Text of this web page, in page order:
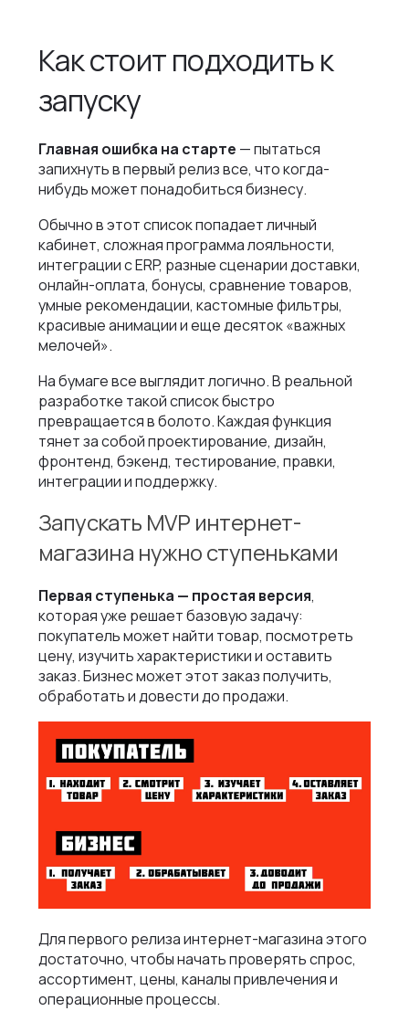
Как стоит подходить к
запуску
Главная ошибка на старте — пытаться
запихнуть в первый релиз все, что когда-
нибудь может понадобиться бизнесу.
Обычно в этот список попадает личный
кабинет, сложная программа лояльности,
интеграции с ERP, разные сценарии доставки,
онлайн-оплата, бонусы, сравнение товаров,
умные рекомендации, кастомные фильтры,
красивые анимации и еще десяток «важных
мелочей».
На бумаге все выглядит логично. В реальной
разработке такой список быстро
превращается в болото. Каждая функция
тянет за собой проектирование, дизайн,
фронтенд, бэкенд, тестирование, правки,
интеграции и поддержку.
Запускать MVP интернет-
магазина нужно ступеньками
Первая ступенька — простая версия,
которая уже решает базовую задачу:
покупатель может найти товар, посмотреть
цену, изучить характеристики и оставить
заказ. Бизнес может этот заказ получить,
обработать и довести до продажи.
Для первого релиза интернет-магазина этого
достаточно, чтобы начать проверять спрос,
ассортимент, цены, каналы привлечения и
операционные процессы.